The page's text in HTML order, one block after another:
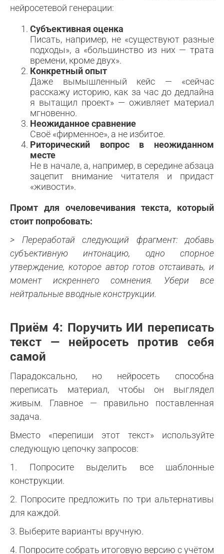
нейросетевой генерации:
Субъективная оценка
Писать, например, не «существуют разные
подходы», а «большинство из них — трата
времени, кроме двух».
Конкретный опыт
Даже вымышленный кейс — «сейчас
расскажу историю, как за час до дедлайна
я вытащил проект» — оживляет материал
мгновенно.
Неожиданное сравнение
Своё «фирменное», а не избитое.
Риторический вопрос в неожиданном
месте
Не в начале, а, например, в середине абзаца
зацепит внимание читателя и придаст
«живости».
Промт для очеловечивания текста, который
стоит попробовать:
> Переработай следующий фрагмент: добавь
субъективную интонацию, одно спорное
утверждение, которое автор готов отстаивать, и
момент искреннего сомнения. Убери все
нейтральные вводные конструкции.
Приём 4: Поручить ИИ переписать
текст — нейросеть против себя
самой
Парадоксально, но нейросеть способна
переписать материал, чтобы он выглядел
живым. Главное — правильно поставленная
задача.
Вместо «перепиши этот текст» используйте
следующую цепочку запросов:
1. Попросите выделить все шаблонные
конструкции.
2. Попросите предложить по три альтернативы
для каждой.
3. Выберите варианты вручную.
4. Попросите собрать итоговую версию с учётом